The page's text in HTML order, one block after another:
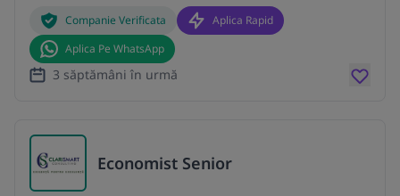
Companie Verificata
Aplica Rapid
Aplica Pe WhatsApp
3 săptămâni în urmă
Economist Senior